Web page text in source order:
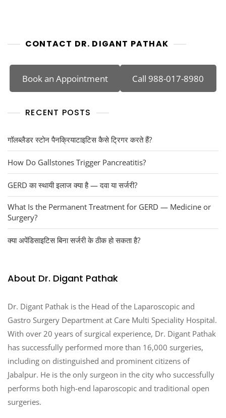
CONTACT DR. DIGANT PATHAK
Book an Appointment Call 988-017-8980
RECENT POSTS
गॉलब्लैडर स्टोन पैनक्रियाटाइटिस कैसे ट्रिगर करते हैं?
How Do Gallstones Trigger Pancreatitis?
GERD का स्थायी इलाज क्या है — दवा या सर्जरी?
What Is the Permanent Treatment for GERD — Medicine or
Surgery?
क्या अपेंडिसाइटिस बिना सर्जरी के ठीक हो सकता है?
About Dr. Digant Pathak
Dr. Digant Pathak is the Head of the Laparoscopic and
Gastro Surgery Department at Care Multi Speciality Hospital.
With over 20 years of surgical experience, Dr. Digant Pathak
has successfully performed more than 16,000 surgeries,
including on distinguished and prominent citizens of
Jabalpur. He is the only surgeon in the city who successfully
performs both high-end laparoscopic and traditional open
surgeries.